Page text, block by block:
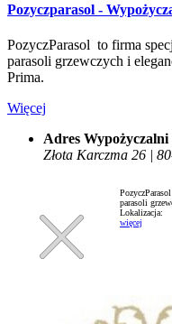
Pozyczparasol -
PozyczParasol to firma
parasoli grzewczych i
Prima.
Więcej
Adres Wypożyczalni
Złota Karczma 26 |
parasoli
Lokalizacja:
więcej